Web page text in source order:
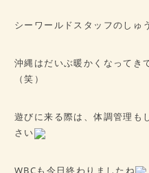
★ご予約はこちら★
会社概要
シーワールドスタッフのしゅ
沖縄はだいぶ暖かくなってき
（笑）
遊びに来る際は、体調管理も
さい
WBCも今日終わりましたね